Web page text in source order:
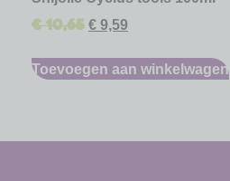
€10,65 € 9,59
Toevoegen aan winkelwagen